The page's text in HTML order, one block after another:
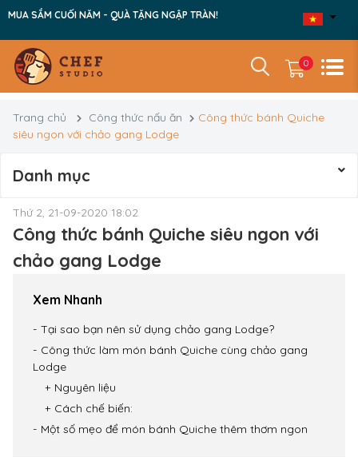
MUA SẮM CUỐI NĂM - QUÀ TẶNG NGẬP TRÀN!
0
Trang chủ Công thức nấu ăn
Công thức bánh Quiche
siêu ngon với chảo gang Lodge
Danh mục
Thứ 2, 21-09-2020 18:02
Công thức bánh Quiche siêu ngon với
chảo gang Lodge
Xem Nhanh
Tại sao bạn nên sử dụng chảo gang Lodge?
Công thức làm món bánh Quiche cùng chảo gang
Lodge
Nguyên liệu
Cách chế biến:
Một số mẹo để món bánh Quiche thêm thơm ngon